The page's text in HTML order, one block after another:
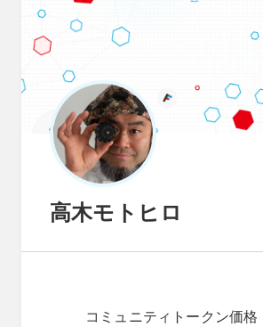
高木モトヒロ
コミュニティトークン価格